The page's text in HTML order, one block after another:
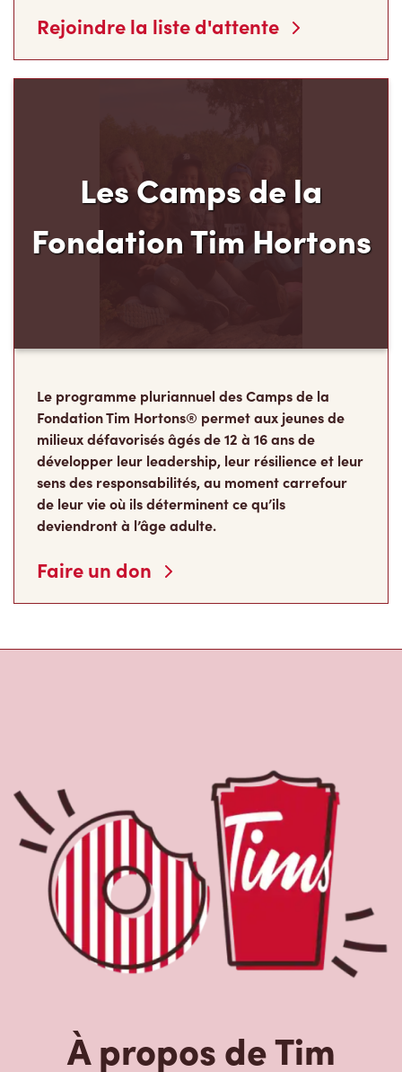
Rejoindre la liste d'attente
Les Camps de la
Fondation Tim Hortons
Le programme pluriannuel des Camps de la
Fondation Tim Hortons® permet aux jeunes de
milieux défavorisés âgés de 12 à 16 ans de
développer leur leadership, leur résilience et leur
sens des responsabilités, au moment carrefour
de leur vie où ils déterminent ce qu’ils
deviendront à l’âge adulte.
Faire un don
À propos de Tim